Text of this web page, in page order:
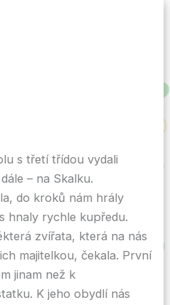
s třetí třídou vydali
– na Skalku.
do kroků nám hrály
hnaly rychle kupředu.
zvířata, která na nás
majitelkou, čekala. První
jinam než k
K jeho obydlí nás